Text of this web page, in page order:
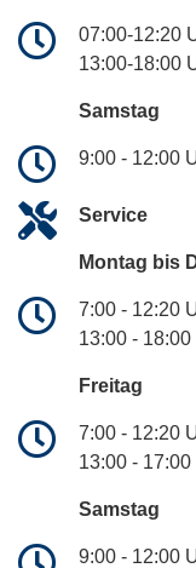
07:00-12:20
13:00-18:00
Samstag
9:00 - 12:00
Service
Montag bis
7:00 - 12:20
13:00 - 18:00
Freitag
7:00 - 12:20
13:00 - 17:00
Samstag
9:00 - 12:00